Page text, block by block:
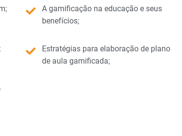
A gamificação na educação e seus
benefícios;
Estratégias para elaboração de plano
de aula gamificada;